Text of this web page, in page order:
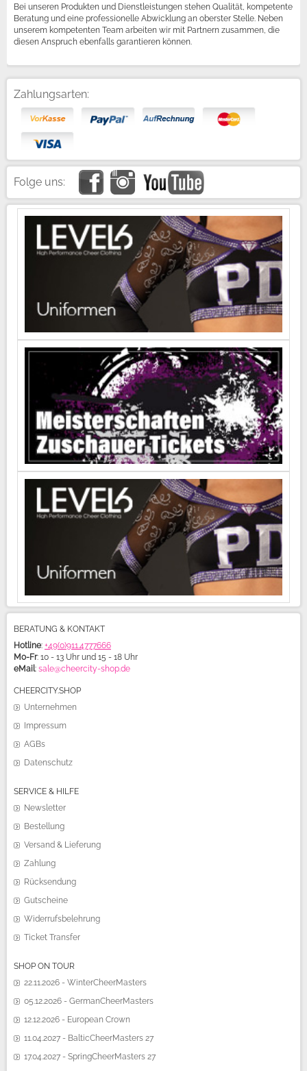
Bei unseren Produkten und Dienstleistungen stehen Qualität, kompetente
Beratung und eine professionelle Abwicklung an oberster Stelle. Neben
unserem kompetenten Team arbeiten wir mit Partnern zusammen, die
diesen Anspruch ebenfalls garantieren können.
Zahlungsarten:
Folge uns:
BERATUNG & KONTAKT
Hotline: +49(0)911.4777666
Mo-Fr: 10 - 13 Uhr und 15 - 18 Uhr
eMail: sale@cheercity-shop.de
CHEERCITY.SHOP
Unternehmen
Impressum
AGBs
Datenschutz
SERVICE & HILFE
Newsletter
Bestellung
Versand & Lieferung
Zahlung
Rücksendung
Gutscheine
Widerrufsbelehrung
Ticket Transfer
SHOP ON TOUR
22.11.2026 - WinterCheerMasters
05.12.2026 - GermanCheerMasters
12.12.2026 - European Crown
11.04.2027 - BalticCheerMasters 27
17.04.2027 - SpringCheerMasters 27